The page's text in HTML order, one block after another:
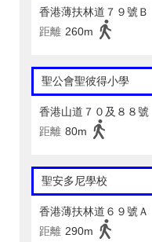
香港薄扶林道７９號Ｂ
距離 260m
聖公會聖彼得小學
香港山道７０及８８號
距離 80m
聖安多尼學校
香港薄扶林道６９號Ａ
距離 290m